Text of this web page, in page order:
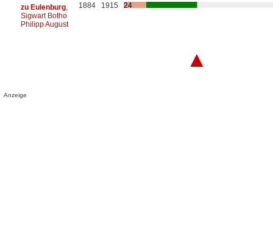
zu Eulenburg,
Sigwart Botho
Philipp August
1884 1915 24
▲
Anzeige